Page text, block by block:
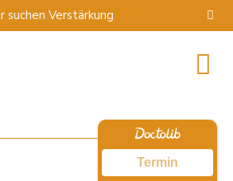
Termin
suchen Verstärkung